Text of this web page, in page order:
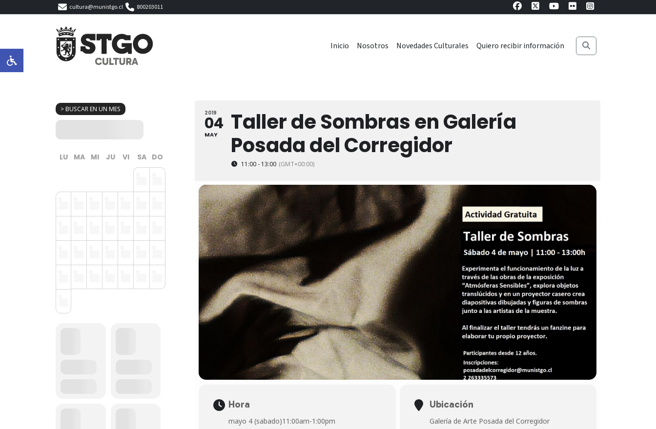
cultura@munistgo.cl 800203011
Inicio Nosotros Novedades Culturales Quiero recibir información
> BUSCAR EN UN MES
LU MA MI JU VI SA DO
2019
04
MAY
Taller de Sombras en Galería
Posada del Corregidor
11:00 - 13:00 (GMT+00:00)
Hora
mayo 4 (sabado)11:00am-1:00pm
Ubicación
Galería de Arte Posada del Corregidor